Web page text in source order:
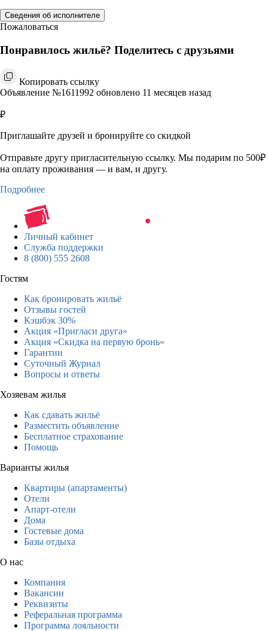
Сведения об исполнителе
Пожаловаться
Понравилось жильё? Поделитесь с друзьями
Копировать ссылку
Объявление №1611992 обновлено 11 месяцев назад
₽
Приглашайте друзей и бронируйте со скидкой
Отправьте другу пригласительную ссылку. Мы подарим по 500₽
на оплату проживания — и вам, и другу.
Подробнее
Личный кабинет
Служба поддержки
8 (800) 555 2608
Гостям
Как бронировать жильё
Отзывы гостей
Кэшбэк 30%
Акция «Пригласи друга»
Акция «Скидка на первую бронь»
Гарантии
Суточный Журнал
Вопросы и ответы
Хозяевам жилья
Как сдавать жильё
Разместить объявление
Бесплатное страхование
Помощь
Варианты жилья
Квартиры (апартаменты)
Отели
Апарт-отели
Дома
Гостевые дома
Базы отдыха
О нас
Компания
Вакансии
Реквизиты
Реферальная программа
Программа лояльности